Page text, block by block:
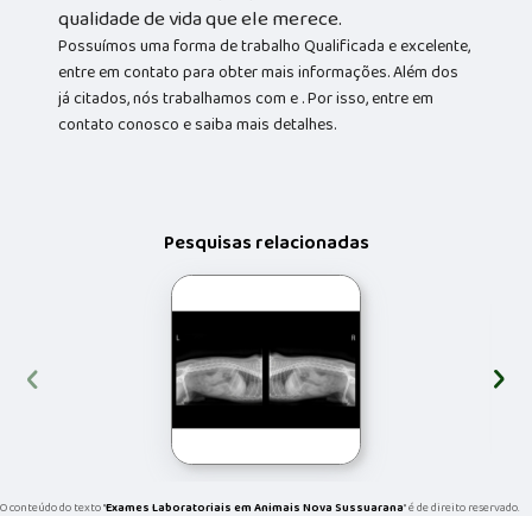
qualidade de vida que ele merece.
Possuímos uma forma de trabalho Qualificada e excelente,
entre em contato para obter mais informações. Além dos
já citados, nós trabalhamos com e . Por isso, entre em
contato conosco e saiba mais detalhes.
Pesquisas relacionadas
‹ ›
O conteúdo do texto "Exames Laboratoriais em Animais Nova Sussuarana" é de direito reservado.